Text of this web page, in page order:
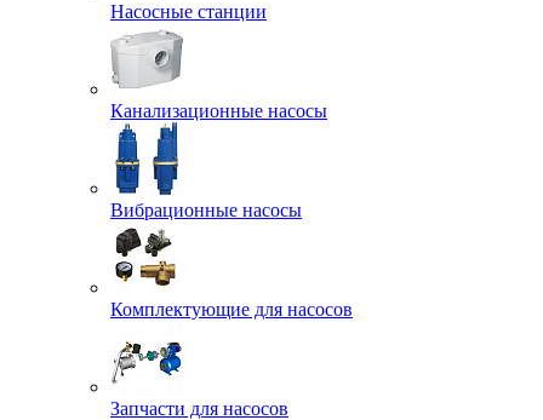
Насосные станции
Канализационные насосы
Вибрационные насосы
Комплектующие для насосов
Запчасти для насосов